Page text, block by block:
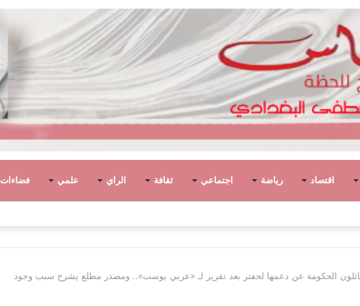
اقتصاد رياضة اجتماعي ثقافة الراي علمي فضاءات
الحكومة عن دعمها لحفتر بعد تقرير لـ «عربي بوست».. ومصدر مطلع يشرح سبب وجود